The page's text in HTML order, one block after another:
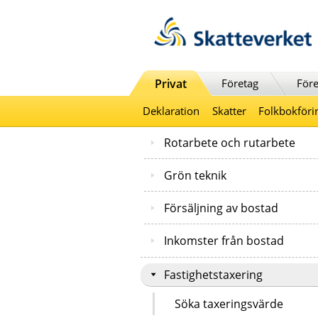
Privat Företag
Deklaration
Skatter
Rotarbete och rutarbete
Grön teknik
Försäljning av bostad
Inkomster från bostad
Fastighetstaxering
Söka taxeringsvärde